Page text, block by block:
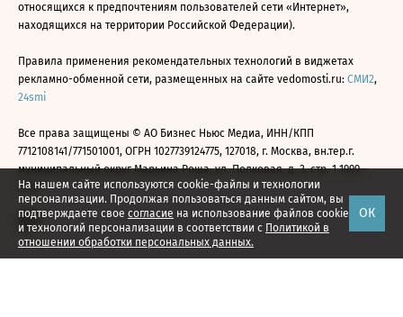
На нашем сайте используются cookie-файлы и технологии
персонализации. Продолжая пользоваться данным сайтом, вы
подтверждаете свое согласие на использование файлов cookie
и технологий персонализации в соответствии с Политикой в
отношении обработки персональных данных.
ОК
относящихся к предпочтениям пользователей сети «Интернет»,
находящихся на территории Российской Федерации).
Правила применения рекомендательных технологий в виджетах
рекламно-обменной сети, размещенных на сайте vedomosti.ru: СМИ2,
24smi
Все права защищены © АО Бизнес Ньюс Медиа, ИНН/КПП
7712108141/771501001, ОГРН 1027739124775, 127018, г. Москва, вн.тер.г.
муниципальный округ Марьина Роща, ул. Полковая, д. 3, стр. 1 1999—
2026